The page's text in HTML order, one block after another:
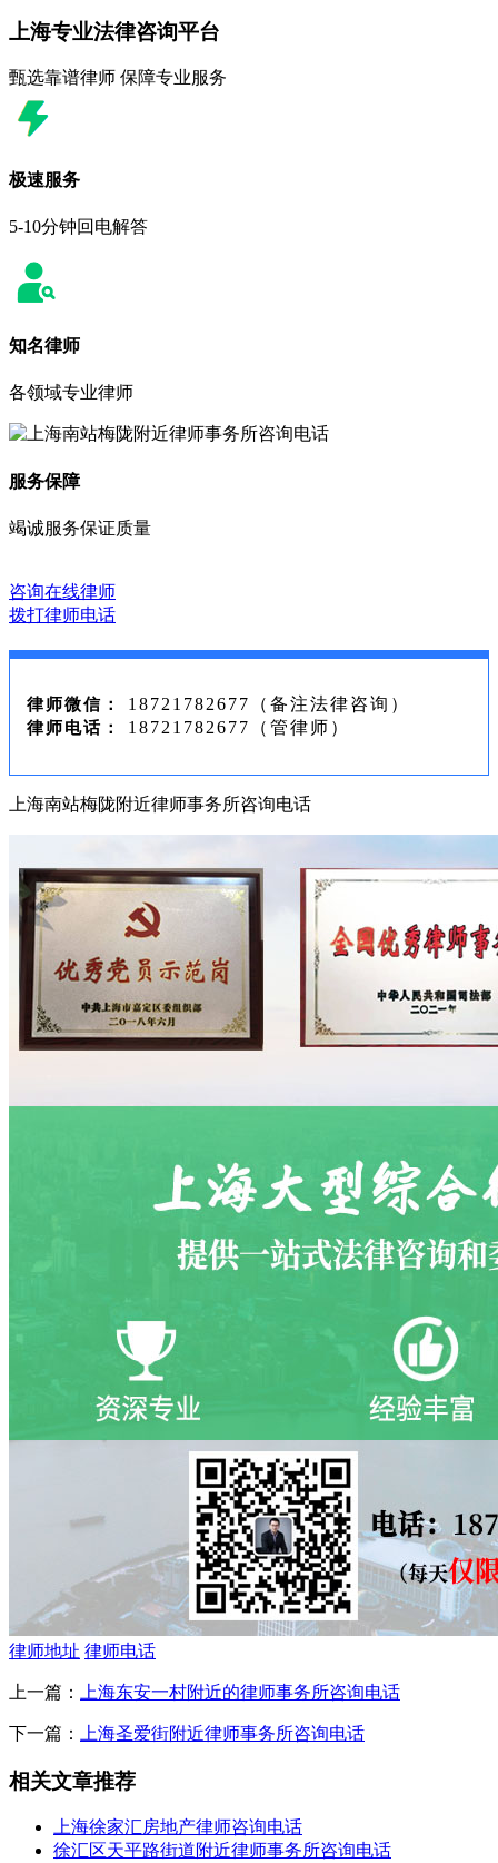
上海专业法律咨询平台
甄选靠谱律师 保障专业服务
极速服务
5-10分钟回电解答
知名律师
各领域专业律师
服务保障
竭诚服务保证质量
咨询在线律师
拨打律师电话
律师微信： 18721782677（备注法律咨询）
律师电话： 18721782677（管律师）
上海南站梅陇附近律师事务所咨询电话
律师地址 律师电话
上一篇： 上海东安一村附近的律师事务所咨询电话
下一篇： 上海圣爱街附近律师事务所咨询电话
相关文章推荐
上海徐家汇房地产律师咨询电话
徐汇区天平路街道附近律师事务所咨询电话